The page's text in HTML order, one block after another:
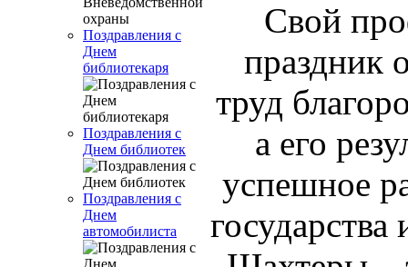
Поздравления с
Днем
библиотекаря
Поздравления с
Днем библиотек
Поздравления с
Днем
автомобилиста
Свой
праздник
труд
а его
успешное
государства